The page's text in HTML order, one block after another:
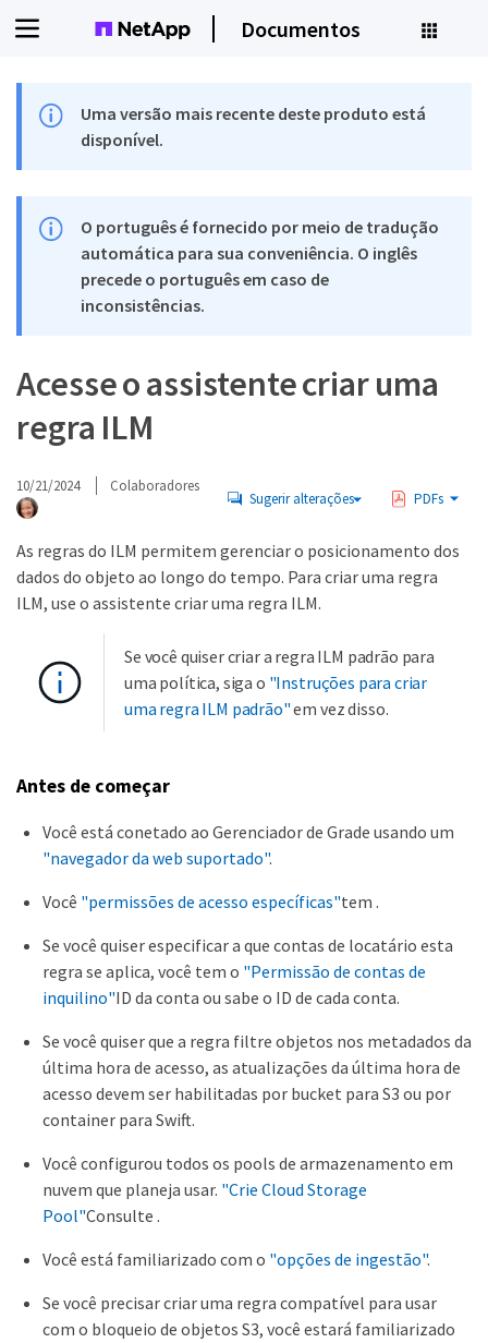
Documentos
Uma versão mais recente deste produto está
disponível.
O português é fornecido por meio de tradução
automática para sua conveniência. O inglês
precede o português em caso de
inconsistências.
Acesse o assistente criar uma
regra ILM
10/21/2024 Colaboradores
Sugerir alterações PDFs
As regras do ILM permitem gerenciar o posicionamento dos
dados do objeto ao longo do tempo. Para criar uma regra
ILM, use o assistente criar uma regra ILM.
Se você quiser criar a regra ILM padrão para
uma política, siga o "Instruções para criar
uma regra ILM padrão"em vez disso.
Antes de começar
Você está conetado ao Gerenciador de Grade usando um
"navegador da web suportado".
Você "permissões de acesso específicas"tem .
Se você quiser especificar a que contas de locatário esta
regra se aplica, você tem o "Permissão de contas de
inquilino"ID da conta ou sabe o ID de cada conta.
Se você quiser que a regra filtre objetos nos metadados da
última hora de acesso, as atualizações da última hora de
acesso devem ser habilitadas por bucket para S3 ou por
container para Swift.
Você configurou todos os pools de armazenamento em
nuvem que planeja usar. "Crie Cloud Storage
Pool"Consulte .
Você está familiarizado com o "opções de ingestão".
Se você precisar criar uma regra compatível para usar
com o bloqueio de objetos S3, você estará familiarizado